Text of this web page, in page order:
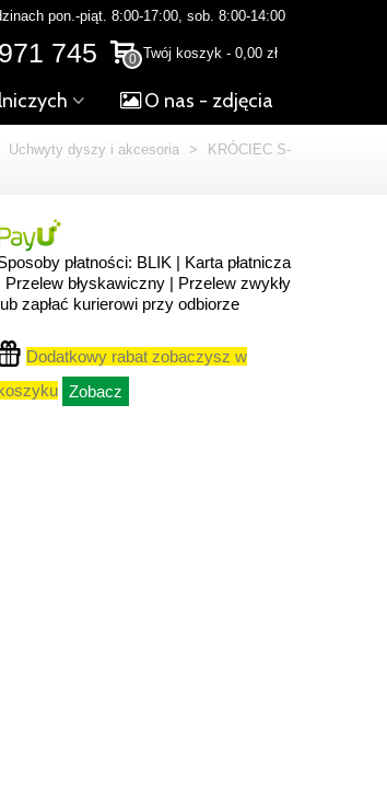
pon.-piąt. 8:00-17:00, sob. 8:00-14:00
0 Twój koszyk - 0,00 zł
745
O nas - zdjęcia
Uchwyty dyszy i akcesoria >
KRÓCIEC S-
płatności: BLIK | Karta płatnicza
Przelew błyskawiczny | Przelew zwykły
zapłać kurierowi przy odbiorze
Dodatkowy rabat zobaczysz w
Zobacz